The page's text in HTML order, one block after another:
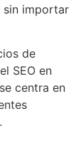
sin importar
de
SEO en
centra en